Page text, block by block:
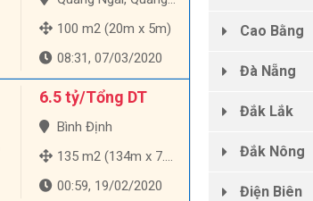
Cao Bằng
Đà Nẵng
Đắk Lắk
Đắk Nông
Điện Biên
100 m2 (20m x 5m)
08:31, 07/03/2020
6.5 tỷ/Tổng DT
Bình Định
135 m2 (134m x 7.9m)
00:59, 19/02/2020